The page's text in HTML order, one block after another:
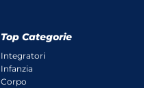
Top Categorie
Integratori
Infanzia
Corpo